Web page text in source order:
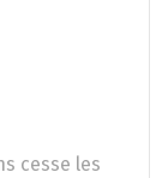
cesse les